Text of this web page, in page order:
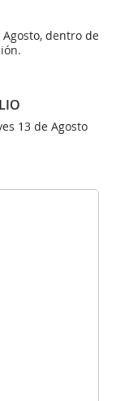
dentro de
13 de Agosto